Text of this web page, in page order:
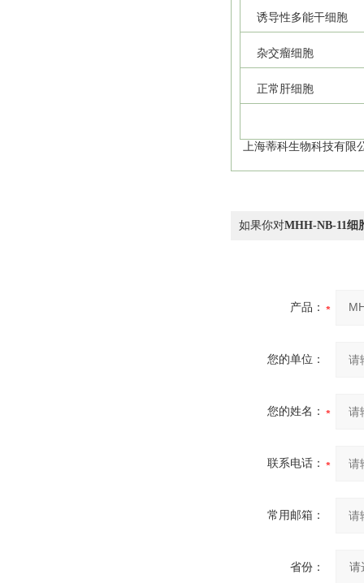
诱导性多能干细胞
杂交瘤细胞
正常肝细胞
上海蒂科生物科技有限
如果你对MHH-NB-11细
产品：
您的单位：
您的姓名：
联系电话：
常用邮箱：
省份：